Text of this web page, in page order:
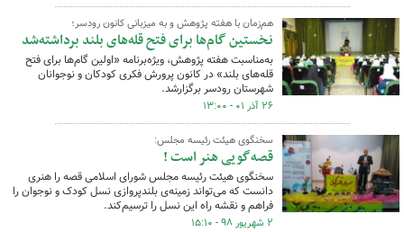
هم‌زمان با هفته پژوهش و به میزبانی کانون رودسر؛
نخستین گام‌ها برای فتح قله‌های بلند برداشته‌شد
به‌مناسبت هفته پژوهش، ویژه‌برنامه «اولین گام‌ها برای فتح
قله‌های بلند» در کانون پرورش فکری کودکان و نوجوانان
شهرستان رودسر برگزارشد.
۲۶ آذر ۰۱ - ۱۳:۰۰
سخنگوی هیئت رئیسه مجلس:
قصه‌گویی هنر است !
سخنگوی هیئت رئیسه مجلس شورای اسلامی قصه را هنری
دانست که می‌تواند زمینه‌ی بلندپروازی نسل کودک و نوجوان را
فراهم‌ و نقشه راه این نسل را ترسیم‌کند.
۲ شهریور ۹۸ - ۱۵:۱۰